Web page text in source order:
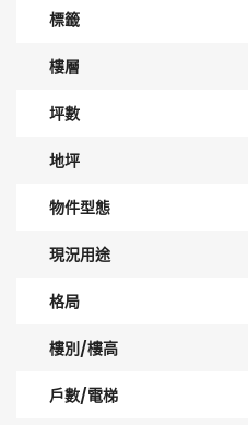
標籤
樓層
坪數
地坪
物件型態
現況用途
格局
樓別/樓高
戶數/電梯